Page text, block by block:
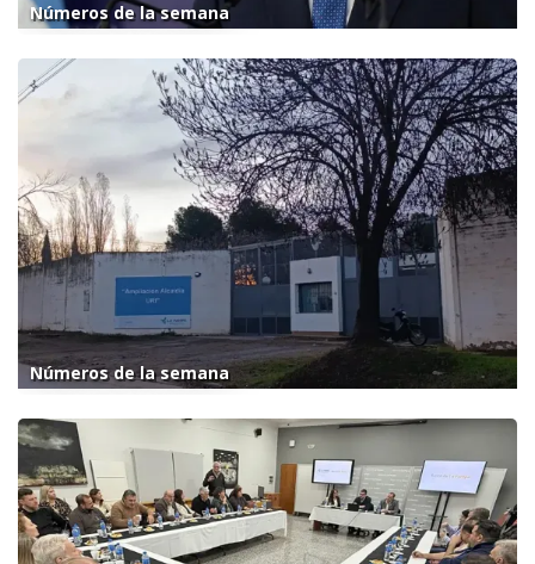
Números de la semana
Números de la semana